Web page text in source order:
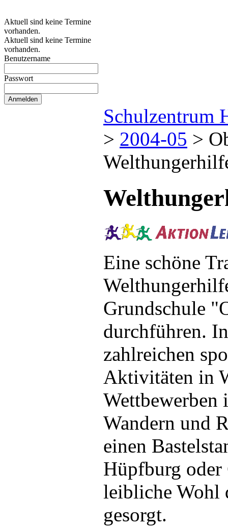
Aktuell sind keine Termine
vorhanden.
Aktuell sind keine Termine
vorhanden.
Benutzername
Passwort
Schulzentrum
> 2004-05 >
Eine schöne
Grundschule
durchführen.
zahlreichen
Aktivitäten in
Wettbewerben
Wandern und
einen
Hüpfburg oder
leibliche Wohl
gesorgt.